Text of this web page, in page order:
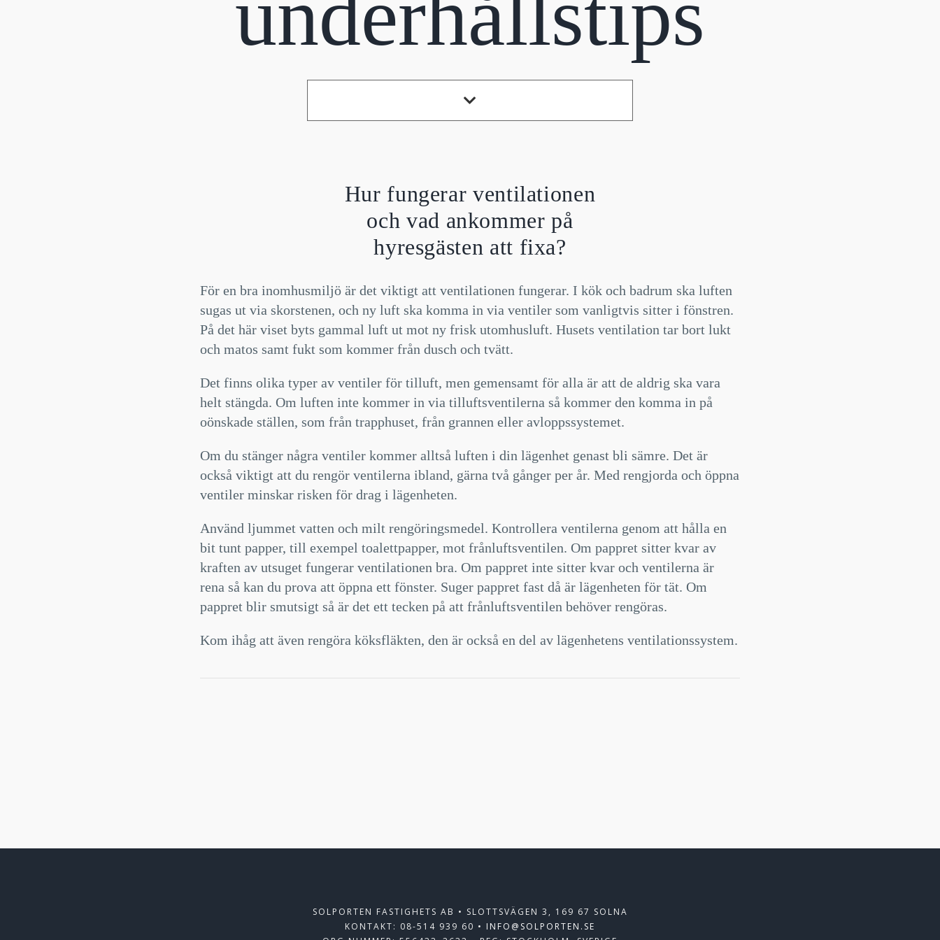
Hur fungerar ventilationen
och vad ankommer på
hyresgästen att fixa?
För en bra inomhusmiljö är det viktigt att ventilationen fungerar. I kök och badrum ska luften
sugas ut via skorstenen, och ny luft ska komma in via ventiler som vanligtvis sitter i fönstren.
På det här viset byts gammal luft ut mot ny frisk utomhusluft. Husets ventilation tar bort lukt
och matos samt fukt som kommer från dusch och tvätt.
Det finns olika typer av ventiler för tilluft, men gemensamt för alla är att de aldrig ska vara
helt stängda. Om luften inte kommer in via tilluftsventilerna så kommer den komma in på
oönskade ställen, som från trapphuset, från grannen eller avloppssystemet.
Om du stänger några ventiler kommer alltså luften i din lägenhet genast bli sämre. Det är
också viktigt att du rengör ventilerna ibland, gärna två gånger per år. Med rengjorda och öppna
ventiler minskar risken för drag i lägenheten.
Använd ljummet vatten och milt rengöringsmedel. Kontrollera ventilerna genom att hålla en
bit tunt papper, till exempel toalettpapper, mot frånluftsventilen. Om pappret sitter kvar av
kraften av utsuget fungerar ventilationen bra. Om pappret inte sitter kvar och ventilerna är
rena så kan du prova att öppna ett fönster. Suger pappret fast då är lägenheten för tät. Om
pappret blir smutsigt så är det ett tecken på att frånluftsventilen behöver rengöras.
Kom ihåg att även rengöra köksfläkten, den är också en del av lägenhetens ventilationssystem.
SOLPORTEN FASTIGHETS AB • SLOTTSVÄGEN 3, 169 67 SOLNA
KONTAKT: 08-514 939 60 • INFO@SOLPORTEN.SE